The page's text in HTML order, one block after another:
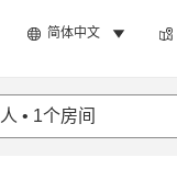
简体中文
人 • 1个房间